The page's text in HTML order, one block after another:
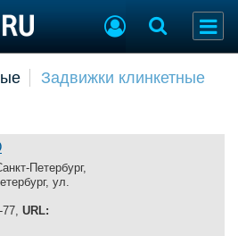
Продажа флота
Оборудование
Изделия
Материалы
Задвижки клинкетные
Петербург,
ул.
77, URL: